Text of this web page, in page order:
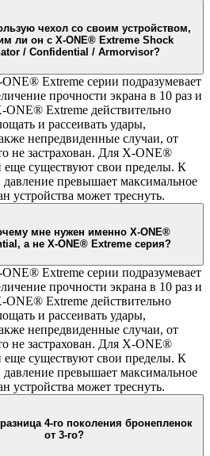
чехол со своим устройством,
совместим ли он с X-ONE® Extreme Shock
Eliminator / Confidential / Armorvisor?
® Extreme серии подразумевает
прочности экрана в 10 раз и
ONE® Extreme действительно
и рассеивать удары,
непредвиденные случаи, от
не застрахован. Для X-ONE®
еще существуют свои пределы. К
давление превышает максимальное
устройства может треснуть.
мне нужен именно X-ONE®
а не X-ONE® Extreme серия?
® Extreme серии подразумевает
прочности экрана в 10 раз и
ONE® Extreme действительно
и рассеивать удары,
непредвиденные случаи, от
не застрахован. Для X-ONE®
еще существуют свои пределы. К
давление превышает максимальное
устройства может треснуть.
от 3-го?